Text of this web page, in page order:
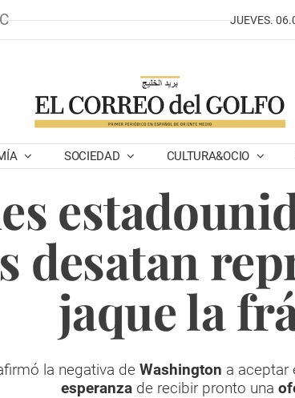
JUEVES.
SOCIEDAD CULTURA&OCIO
desatan
jaque la
la negativa de Washington a aceptar
esperanzade recibir pronto una